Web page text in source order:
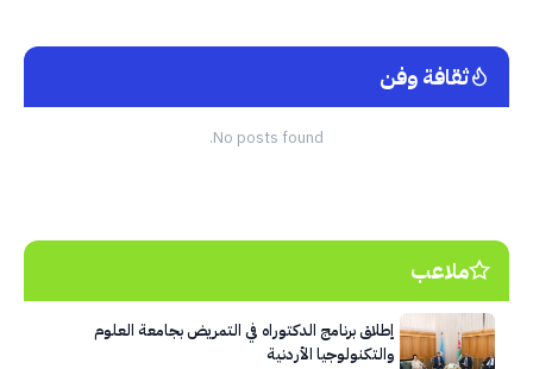
ثقافة وفن
No posts found.
ملاعب
إطلاق برنامج الدكتوراه في التمريض بجامعة العلوم
والتكنولوجيا الأردنية